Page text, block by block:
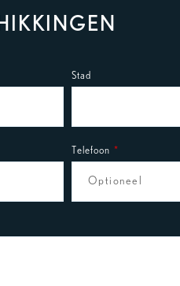
Stad
Telefoon